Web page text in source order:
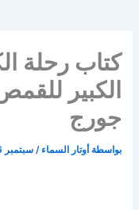
كتاب رحلة
الكبير
جورج
بواسطة أوتار السماء/سبتمبر 26, 2023